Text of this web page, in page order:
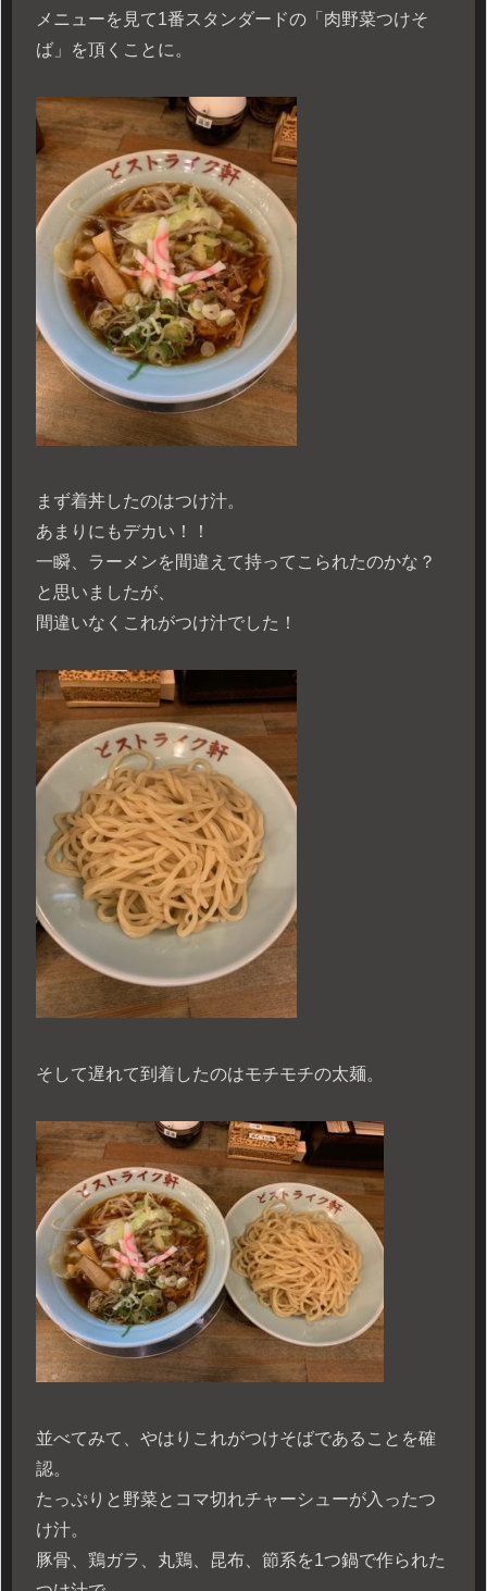
メニューを見て1番スタンダードの「肉野菜つけそ
ば」を頂くことに。
まず着丼したのはつけ汁。
あまりにもデカい！！
一瞬、ラーメンを間違えて持ってこられたのかな？
と思いましたが、
間違いなくこれがつけ汁でした！
そして遅れて到着したのはモチモチの太麺。
並べてみて、やはりこれがつけそばであることを確
認。
たっぷりと野菜とコマ切れチャーシューが入ったつ
け汁。
豚骨、鶏ガラ、丸鶏、昆布、節系を1つ鍋で作られた